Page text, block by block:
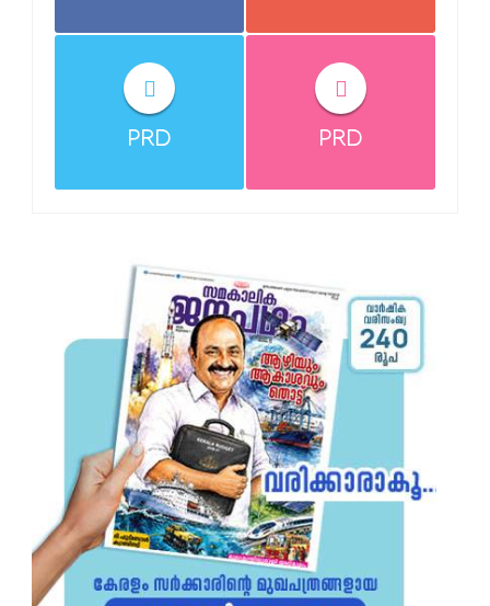
PRD PRD